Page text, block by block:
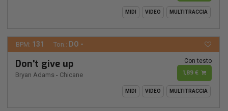
MIDI VIDEO MULTITRACCIA
BPM: 131 Ton.: DO -
Don't give up
Bryan Adams - Chicane
Con testo
1,89 €
MIDI VIDEO MULTITRACCIA